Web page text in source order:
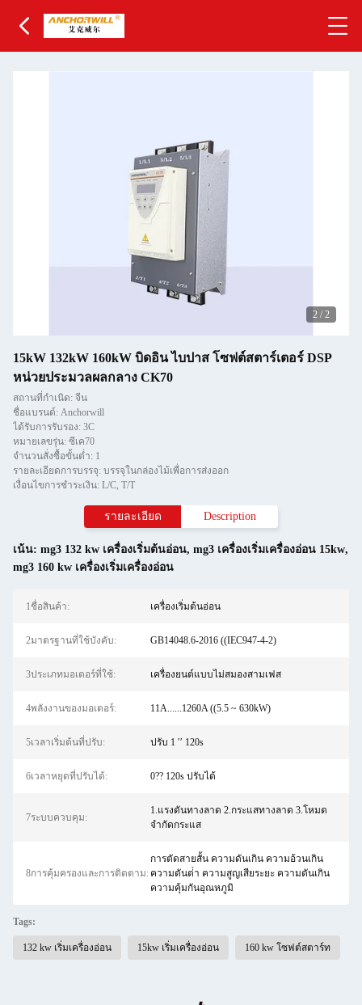
2 / 2
15kW 132kW 160kW บิดอิน ไบปาส โซฟต์สตาร์เตอร์ DSP
หน่วยประมวลผลกลาง CK70
สถานที่กำเนิด: จีน
ชื่อแบรนด์: Anchorwill
ได้รับการรับรอง: 3C
หมายเลขรุ่น: ซีเค70
จำนวนสั่งซื้อขั้นต่ำ: 1
รายละเอียดการบรรจุ: บรรจุในกล่องไม้เพื่อการส่งออก
เงื่อนไขการชำระเงิน: L/C, T/T
รายละเอียด Description
เน้น: mg3 132 kw เครื่องเริ่มต้นอ่อน, mg3 เครื่องเริ่มเครื่องอ่อน 15kw,
mg3 160 kw เครื่องเริ่มเครื่องอ่อน
1ชื่อสินค้า: เครื่องเริ่มต้นอ่อน
2มาตรฐานที่ใช้บังคับ: GB14048.6-2016 ((IEC947-4-2)
3ประเภทมอเตอร์ที่ใช้: เครื่องยนต์แบบไม่สมองสามเฟส
4พลังงานของมอเตอร์: 11A......1260A ((5.5 ~ 630kW)
5เวลาเริ่มต้นที่ปรับ: ปรับ 1 ′′ 120s
6เวลาหยุดที่ปรับได้: 0?? 120s ปรับได้
7ระบบควบคุม:
1.แรงดันทางลาด 2.กระแสทางลาด 3.โหมด
จำกัดกระแส
8การคุ้มครองและการติดตาม:
การตัดสายสั้น ความดันเกิน ความอ้วนเกิน
ความดันต่ํา ความสูญเสียระยะ ความดันเกิน
ความคุ้มกันอุณหภูมิ
Tags:
132 kw เริ่มเครื่องอ่อน 15kw เริ่มเครื่องอ่อน 160 kw โซฟต์สตาร์ท